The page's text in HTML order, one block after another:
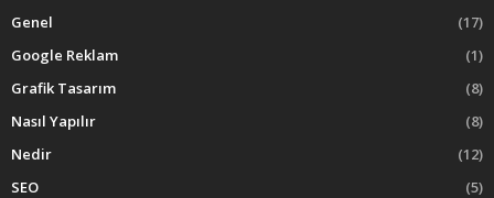
Genel
(17)
Google Reklam
(1)
Grafik Tasarım
(8)
Nasıl Yapılır
(8)
Nedir
(12)
SEO
(5)